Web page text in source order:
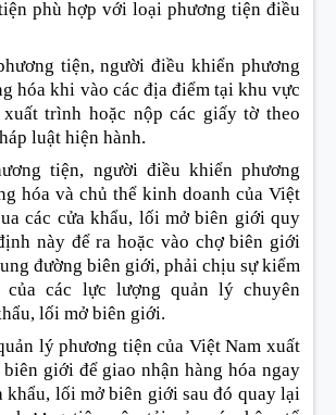
phù hợp với loại phương tiện điều
tiện, người điều khiển phương
hóa khi vào các địa điểm tại khu vực
trình hoặc nộp các giấy tờ theo
luật hiện hành.
tiện, người điều khiển phương
hóa và chủ thể kinh doanh của Việt
các cửa khẩu, lối mở biên giới quy
này để ra hoặc vào chợ biên giới
đường biên giới, phải chịu sự kiểm
của các lực lượng quản lý chuyên
lối mở biên giới.
lý phương tiện của Việt Nam xuất
biên giới để giao nhận hàng hóa ngay
khẩu, lối mở biên giới sau đó quay lại